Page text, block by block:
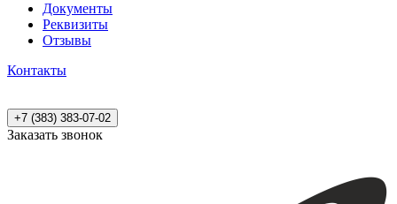
Документы
Реквизиты
Отзывы
Контакты
+7 (383) 383-07-02
Заказать звонок